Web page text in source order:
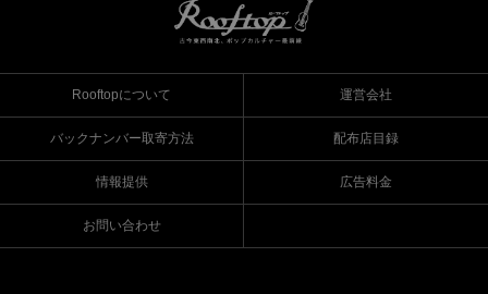
Rooftopについて 運営会社
バックナンバー取寄方法 配布店目録
情報提供 広告料金
お問い合わせ